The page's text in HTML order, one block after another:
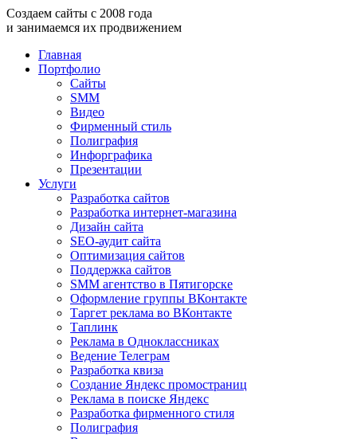
Создаем сайты с 2008 года
и занимаемся их продвижением
Главная
Портфолио
Сайты
SMM
Видео
Фирменный стиль
Полиграфия
Инфорграфика
Презентации
Услуги
Разработка сайтов
Разработка интернет-магазина
Дизайн сайта
SEO-аудит сайта
Оптимизация сайтов
Поддержка сайтов
SMM агентство в Пятигорске
Оформление группы ВКонтакте
Таргет реклама во ВКонтакте
Таплинк
Реклама в Одноклассниках
Ведение Телеграм
Разработка квиза
Создание Яндекс промостраниц
Реклама в поиске Яндекс
Разработка фирменного стиля
Полиграфия